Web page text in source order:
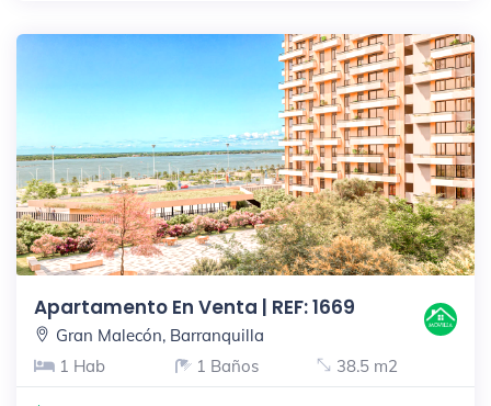
Apartamento En Venta | REF: 1669
Gran Malecón, Barranquilla
1 Hab
1 Baños 38.5 m2